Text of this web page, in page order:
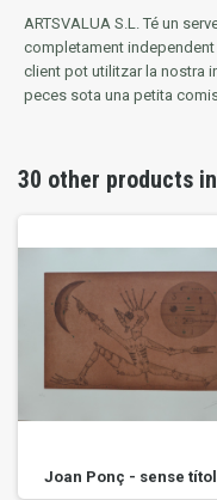
ARTSVALUA S.L. Té un
completament
client pot utilitzar la nostra
peces sota una petita
30 other products
Joan Ponç - sense